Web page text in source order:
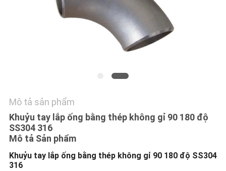
CẢ
CÁC
TRƯỜNG
HỢP
Mô tả sản phẩm
Khuỷu tay lắp ống bằng thép không gỉ 90 180 độ
SS304 316
Mô tả Sản phẩm
Khuỷu tay lắp ống bằng thép không gỉ 90 180 độ SS304
316